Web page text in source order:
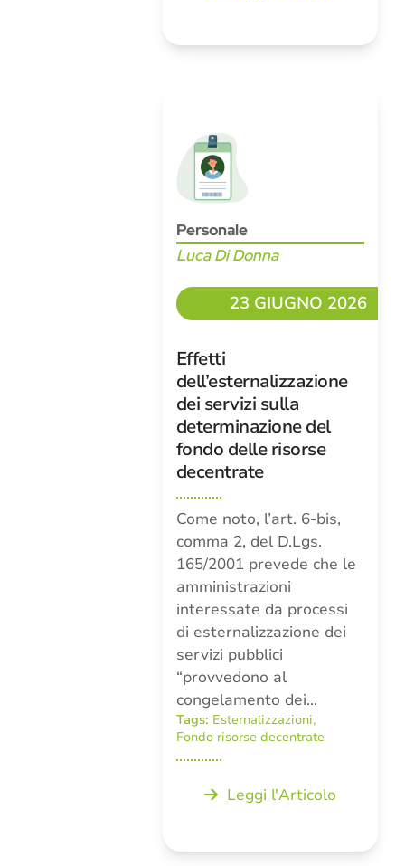
Personale
Luca Di Donna
23 GIUGNO 2026
Effetti
dell’esternalizzazione
dei servizi sulla
determinazione del
fondo delle risorse
decentrate
Come noto, l’art. 6-bis,
comma 2, del D.Lgs.
165/2001 prevede che le
amministrazioni
interessate da processi
di esternalizzazione dei
servizi pubblici
“provvedono al
congelamento dei…
Tags: Esternalizzazioni,
Fondo risorse decentrate
Leggi l'Articolo